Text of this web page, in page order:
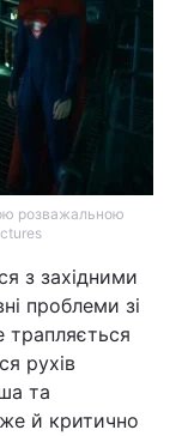
розважальною
з західними
проблеми зі
рухів
та
й критично